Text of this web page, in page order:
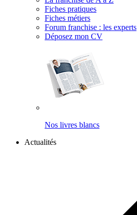
Fiches pratiques
Fiches métiers
Forum franchise : les experts
Déposez mon CV
Nos livres blancs
Actualités